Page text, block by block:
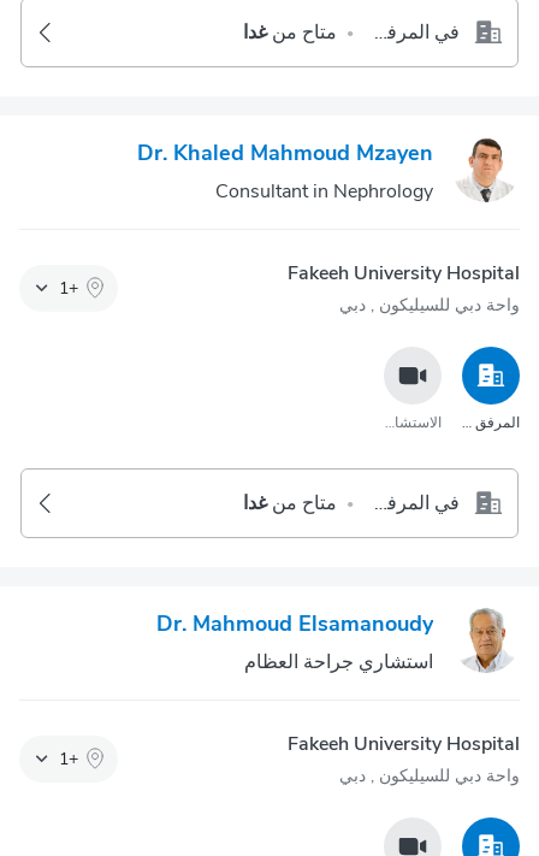
في المرفق الصحي • متاح من غدا
Dr. Khaled Mahmoud Mzayen
Consultant in Nephrology
Fakeeh University Hospital
واحة دبي للسيليكون‎ , دبي
+
1
المرفق الصحي الاستشارة عبر مكالمة الفيديو
في المرفق الصحي • متاح من غدا
Dr. Mahmoud Elsamanoudy
استشاري جراحة العظام
Fakeeh University Hospital
واحة دبي للسيليكون‎ , دبي
+
1